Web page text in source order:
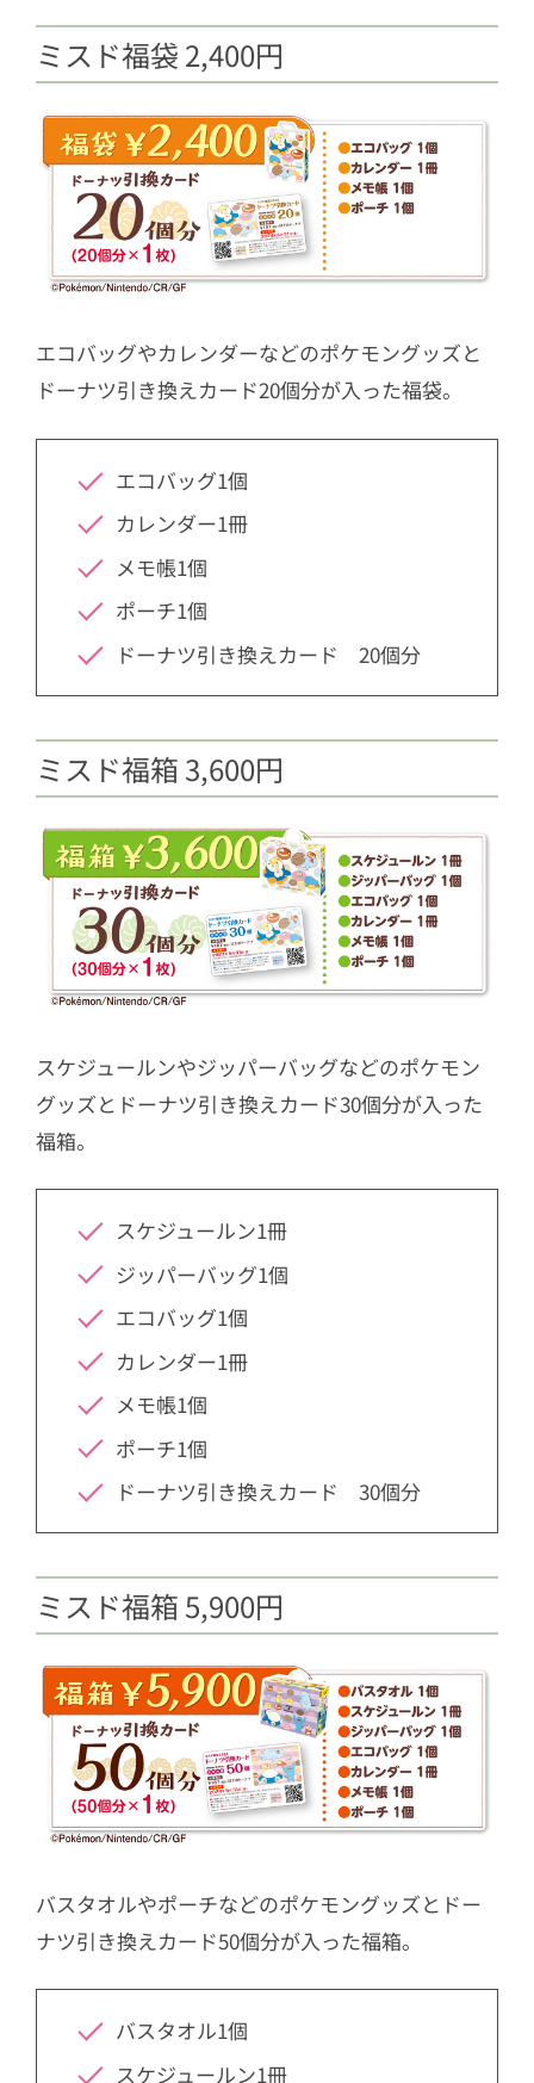
ミスド福袋 2,400円
エコバッグやカレンダーなどのポケモングッズと
ドーナツ引き換えカード20個分が入った福袋。
エコバッグ1個
カレンダー1冊
メモ帳1個
ポーチ1個
ドーナツ引き換えカード 20個分
ミスド福箱 3,600円
スケジュールンやジッパーバッグなどのポケモン
グッズとドーナツ引き換えカード30個分が入った
福箱。
スケジュールン1冊
ジッパーバッグ1個
エコバッグ1個
カレンダー1冊
メモ帳1個
ポーチ1個
ドーナツ引き換えカード 30個分
ミスド福箱 5,900円
バスタオルやポーチなどのポケモングッズとドー
ナツ引き換えカード50個分が入った福箱。
バスタオル1個
スケジュールン1冊